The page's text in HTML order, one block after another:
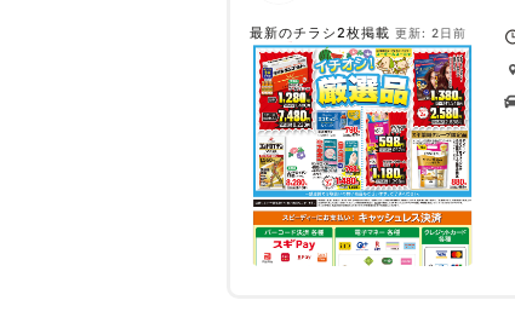
最新のチラシ2枚掲載 更新: 2日前